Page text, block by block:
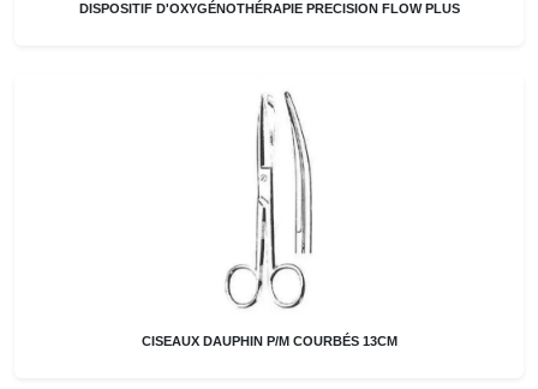
DISPOSITIF D'OXYGÉNOTHÉRAPIE PRECISION FLOW PLUS
CISEAUX DAUPHIN P/M COURBÉS 13CM